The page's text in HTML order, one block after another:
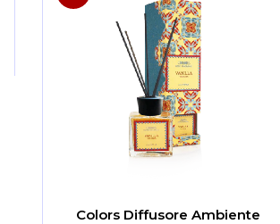
Colors Diffusore Ambiente